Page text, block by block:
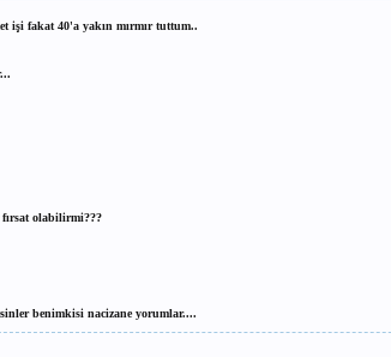
işi fakat 40'a yakın mırmır tuttum..
fırsat olabilirmi???
benimkisi nacizane yorumlar....